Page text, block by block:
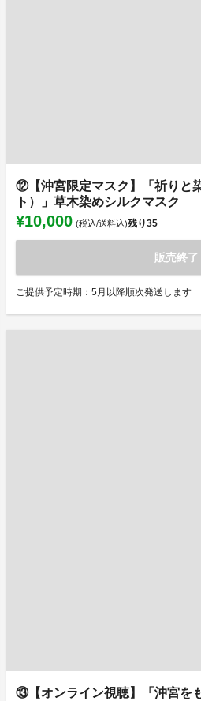
⑫【沖宮限定マスク】「祈りと
ト）」草木染めシルクマスク
¥10,000 (税込/送料込)残り35
販売終了
ご提供予定時期：5月以降順次発送します
⑬【オンライン視聴】「沖宮を